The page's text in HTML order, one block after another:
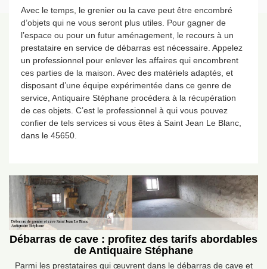
Avec le temps, le grenier ou la cave peut être encombré
d’objets qui ne vous seront plus utiles. Pour gagner de
l’espace ou pour un futur aménagement, le recours à un
prestataire en service de débarras est nécessaire. Appelez
un professionnel pour enlever les affaires qui encombrent
ces parties de la maison. Avec des matériels adaptés, et
disposant d’une équipe expérimentée dans ce genre de
service, Antiquaire Stéphane procédera à la récupération
de ces objets. C’est le professionnel à qui vous pouvez
confier de tels services si vous êtes à Saint Jean Le Blanc,
dans le 45650.
Débarras de cave : profitez des tarifs abordables
de Antiquaire Stéphane
Parmi les prestataires qui œuvrent dans le débarras de cave et